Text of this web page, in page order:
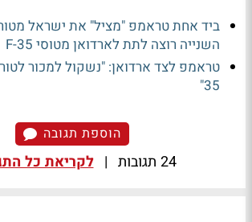
ביד אחת טראמפ "מציל" את ישראל
השנייה רוצה לתת לארדואן מטוסי F-35
35"
הוספת תגובה
24 תגובות | לקריאת כל